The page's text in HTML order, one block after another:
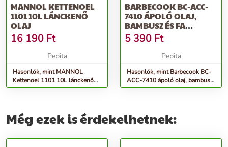
MANNOL KETTENOEL
1101 10L LÁNCKENŐ
OLAJ
16 190 Ft
Pepita
Hasonlók, mint MANNOL
Kettenoel 1101 10L lánckenő
olaj
BARBECOOK BC-ACC-
7410 ÁPOLÓ OLAJ,
BAMBUSZ ÉS FA
TERMÉKEKHEZ, 200ML
5 390 Ft
Pepita
Hasonlók, mint Barbecook BC-
ACC-7410 ápoló olaj, bambusz
és fa termékekhez, 200ml
Még ezek is érdekelhetnek: